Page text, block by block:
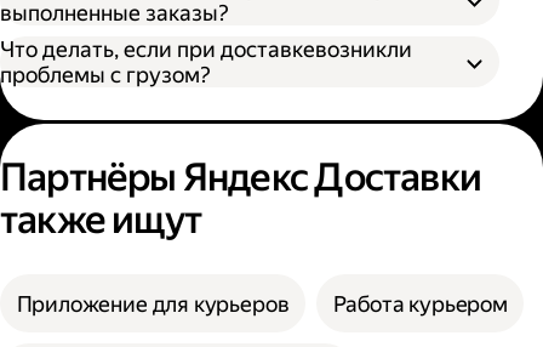
M — от 260 × 130 × 150 см
L — от 380 × 180 × 180 см
XL — от 400 × 190 × 200 см
выполненные заказы?
Что делать, если при доставкевозникли
проблемы с грузом?
Партнёры Яндекс Доставки
также ищут
Приложение для курьеров Работа курьером